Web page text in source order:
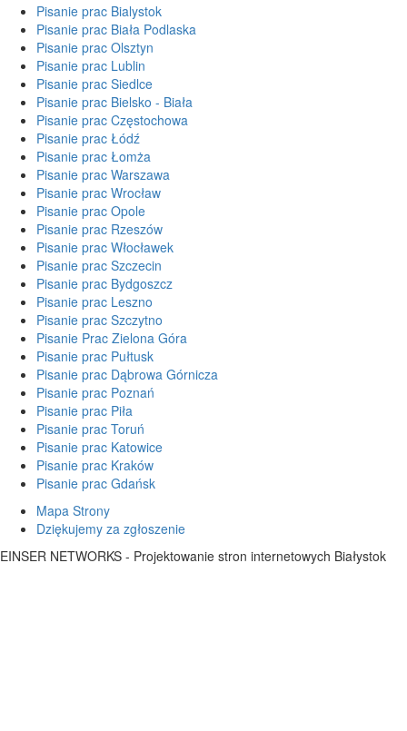
Pisanie prac Bialystok
Pisanie prac Biała Podlaska
Pisanie prac Olsztyn
Pisanie prac Lublin
Pisanie prac Siedlce
Pisanie prac Bielsko - Biała
Pisanie prac Częstochowa
Pisanie prac Łódź
Pisanie prac Łomża
Pisanie prac Warszawa
Pisanie prac Wrocław
Pisanie prac Opole
Pisanie prac Rzeszów
Pisanie prac Włocławek
Pisanie prac Szczecin
Pisanie prac Bydgoszcz
Pisanie prac Leszno
Pisanie prac Szczytno
Pisanie Prac Zielona Góra
Pisanie prac Pułtusk
Pisanie prac Dąbrowa Górnicza
Pisanie prac Poznań
Pisanie prac Piła
Pisanie prac Toruń
Pisanie prac Katowice
Pisanie prac Kraków
Pisanie prac Gdańsk
Mapa Strony
Dziękujemy za zgłoszenie
EINSER NETWORKS - Projektowanie stron internetowych Białystok